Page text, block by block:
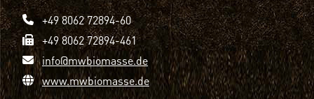
+49 8062 72894-60
+49 8062 72894-461
info@mwbiomasse.de
www.mwbiomasse.de